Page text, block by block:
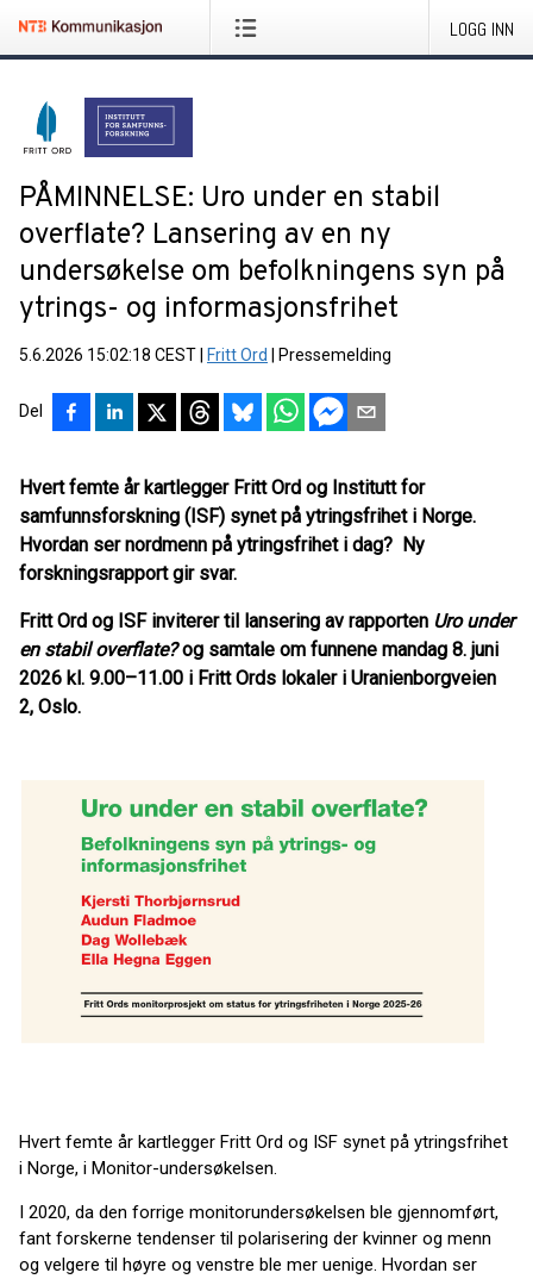
LOGG INN
PÅMINNELSE: Uro under en stabil
overflate? Lansering av en ny
undersøkelse om befolkningens syn på
ytrings- og informasjonsfrihet
5.6.2026 15:02:18 CEST Fritt Ord Pressemelding
Del
Hvert femte år kartlegger Fritt Ord og Institutt for
samfunnsforskning (ISF) synet på ytringsfrihet i Norge.
Hvordan ser nordmenn på ytringsfrihet i dag? Ny
forskningsrapport gir svar.
Fritt Ord og ISF inviterer til lansering av rapporten Uro under
en stabil overflate?og samtale om funnene mandag 8. juni
2026 kl. 9.00–11.00 i Fritt Ords lokaler i Uranienborgveien
2, Oslo.
Hvert femte år kartlegger Fritt Ord og ISF synet på ytringsfrihet
i Norge, i Monitor-undersøkelsen.
I 2020, da den forrige monitorundersøkelsen ble gjennomført,
fant forskerne tendenser til polarisering der kvinner og menn
og velgere til høyre og venstre ble mer uenige. Hvordan ser